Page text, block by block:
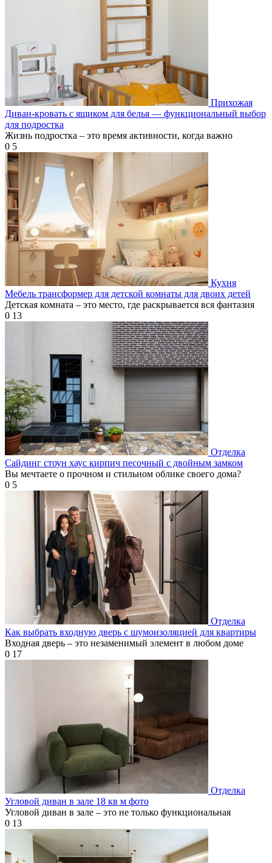
Прихожая
Диван-кровать с ящиком для белья — функциональный выбор
для подростка
Жизнь подростка – это время активности, когда важно
0 5
Кухня
Мебель трансформер для детской комнаты для двоих детей
Детская комната – это место, где раскрывается вся фантазия
0 13
Отделка
Сайдинг стоун хаус кирпич песочный с двойным замком
Вы мечтаете о прочном и стильном облике своего дома?
0 5
Отделка
Как выбрать входную дверь с шумоизоляцией для квартиры
Входная дверь – это незаменимый элемент в любом доме
0 17
Отделка
Угловой диван в зале 18 кв м фото
Угловой диван в зале – это не только функциональная
0 13